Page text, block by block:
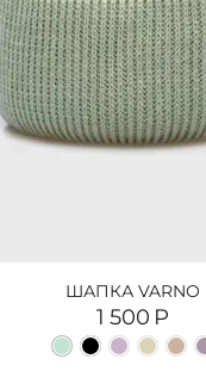
ШАПКА VARNO
1 500 Р